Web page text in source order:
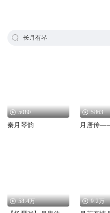
长月有琴
5080
秦月琴韵
5863
月唐传
58.4万 9.2万